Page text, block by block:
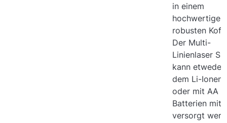
in einem
hochwertigen
robusten
Der Multi-
Linienlaser
kann etweder
dem Li-Ionen
oder mit AA
Batterien mit
versorgt